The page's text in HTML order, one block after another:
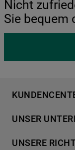
Nicht
Sie bequem
Händlersuche
Häufige Fragen
UNSER
Für Händler
UNSERE